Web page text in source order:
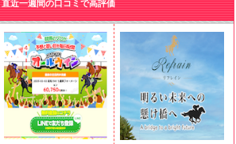
直近一週間の口コミで高評価